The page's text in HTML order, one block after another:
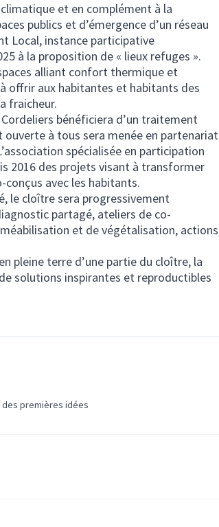
et en complément à la
publics et d’émergence d’un réseau
Local, instance participative
à la proposition de « lieux refuges ».
alliant confort thermique et
offrir aux habitantes et habitants des
fraicheur.
bénéficiera d’un traitement
à tous sera menée en partenariat
spécialisée en participation
2016 des projets visant à transformer
avec les habitants.
le cloître sera progressivement
partagé, ateliers de co-
et de végétalisation, actions
pleine terre d’une partie du cloître, la
solutions inspirantes et reproductibles
premières idées